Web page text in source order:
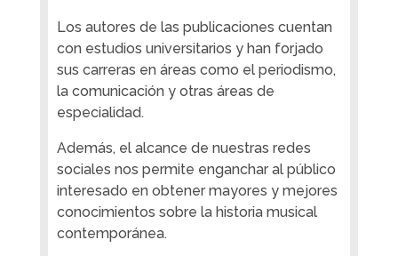
Los autores de las publicaciones cuentan
con estudios universitarios y han forjado
sus carreras en áreas como el periodismo,
la comunicación y otras áreas de
especialidad.
Además, el alcance de nuestras redes
sociales nos permite enganchar al público
interesado en obtener mayores y mejores
conocimientos sobre la historia musical
contemporánea.